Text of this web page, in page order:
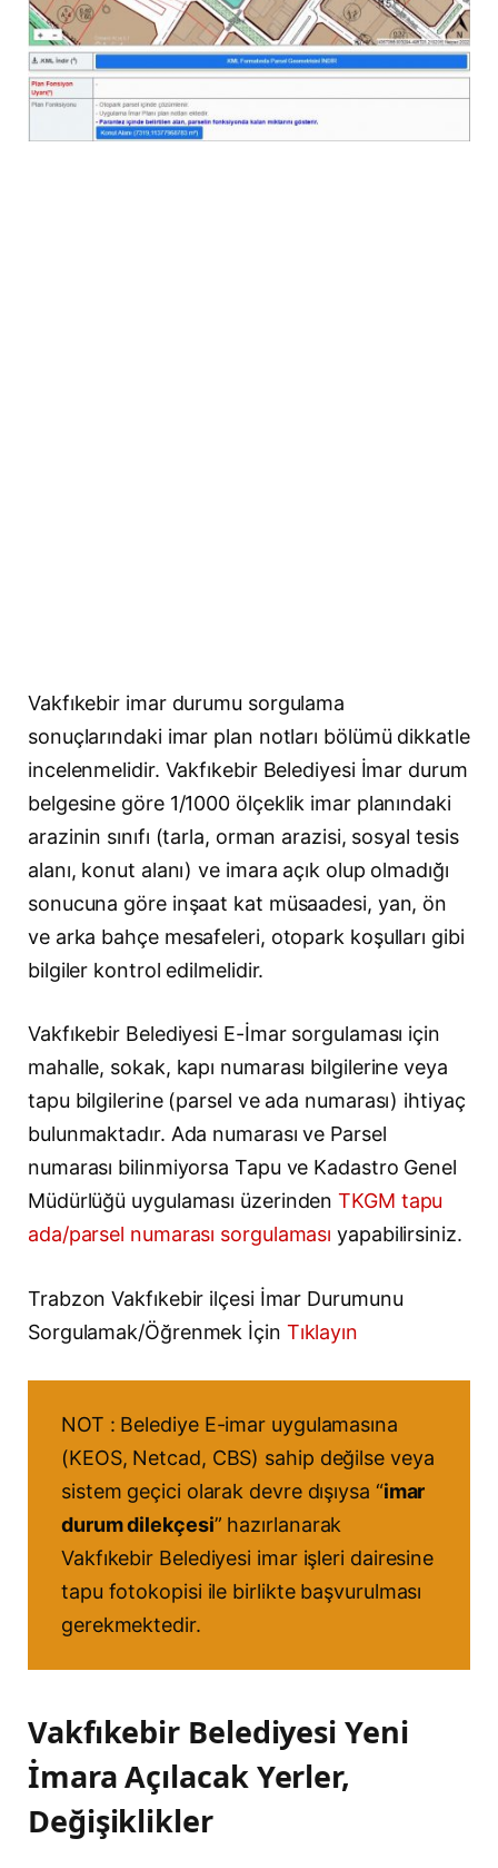
Vakfıkebir imar durumu sorgulama
sonuçlarındaki imar plan notları bölümü dikkatle
incelenmelidir. Vakfıkebir Belediyesi İmar durum
belgesine göre 1/1000 ölçeklik imar planındaki
arazinin sınıfı (tarla, orman arazisi, sosyal tesis
alanı, konut alanı) ve imara açık olup olmadığı
sonucuna göre inşaat kat müsaadesi, yan, ön
ve arka bahçe mesafeleri, otopark koşulları gibi
bilgiler kontrol edilmelidir.
Vakfıkebir Belediyesi E-İmar sorgulaması için
mahalle, sokak, kapı numarası bilgilerine veya
tapu bilgilerine (parsel ve ada numarası) ihtiyaç
bulunmaktadır. Ada numarası ve Parsel
numarası bilinmiyorsa Tapu ve Kadastro Genel
Müdürlüğü uygulaması üzerindenTKGM tapu
ada/parsel numarası sorgulaması yapabilirsiniz.
Trabzon Vakfıkebir ilçesi İmar Durumunu
Sorgulamak/Öğrenmek İçin Tıklayın
NOT : Belediye E-imar uygulamasına
(KEOS, Netcad, CBS) sahip değilse veya
sistem geçici olarak devre dışıysa “imar
durum dilekçesi” hazırlanarak
Vakfıkebir Belediyesi imar işleri dairesine
tapu fotokopisi ile birlikte başvurulması
gerekmektedir.
Vakfıkebir Belediyesi Yeni
İmara Açılacak Yerler,
Değişiklikler